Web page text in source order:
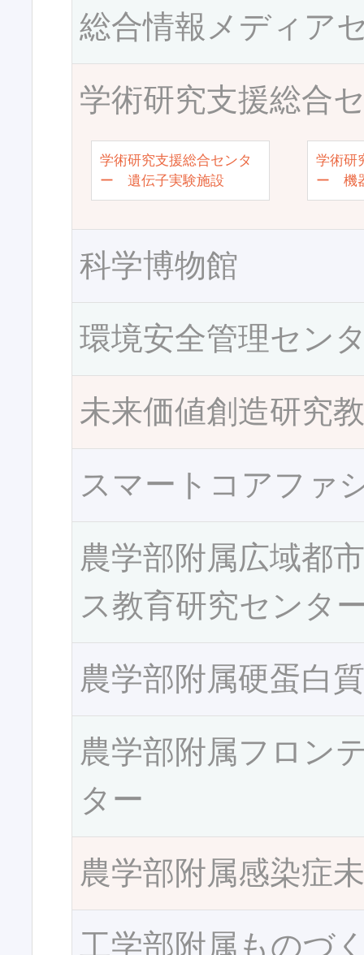
総合情報メディア
学術研究支援総合
学術研究支援総合センタ
ー 遺伝子実験施設
学術研
ー 機
科学博物館
環境安全管理セン
未来価値創造研究
スマートコアファ
農学部附属広域都
ス教育研究センタ
農学部附属硬蛋白
農学部附属フロン
ター
農学部附属感染症
工学部附属ものづ